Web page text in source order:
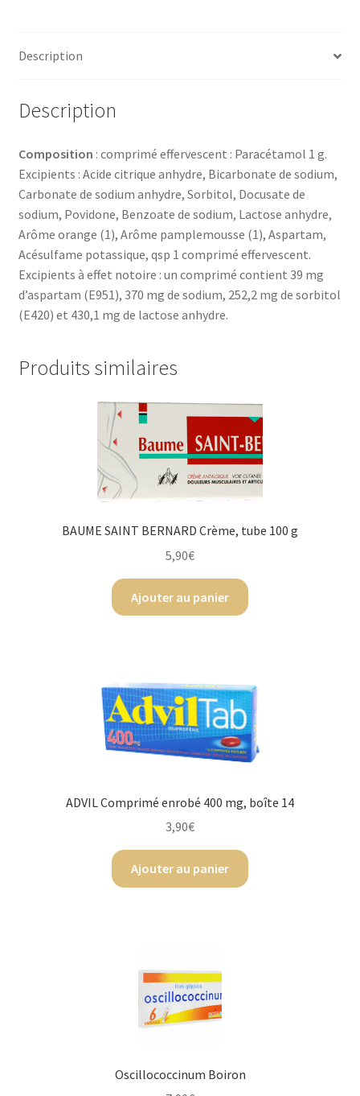
Description
Description
Composition : comprimé effervescent : Paracétamol 1 g.
Excipients : Acide citrique anhydre, Bicarbonate de sodium,
Carbonate de sodium anhydre, Sorbitol, Docusate de
sodium, Povidone, Benzoate de sodium, Lactose anhydre,
Arôme orange (1), Arôme pamplemousse (1), Aspartam,
Acésulfame potassique, qsp 1 comprimé effervescent.
Excipients à effet notoire : un comprimé contient 39 mg
d’aspartam (E951), 370 mg de sodium, 252,2 mg de sorbitol
(E420) et 430,1 mg de lactose anhydre.
Produits similaires
BAUME SAINT BERNARD Crème, tube 100 g
5,90€
Ajouter au panier
ADVIL Comprimé enrobé 400 mg, boîte 14
3,90€
Ajouter au panier
Oscillococcinum Boiron